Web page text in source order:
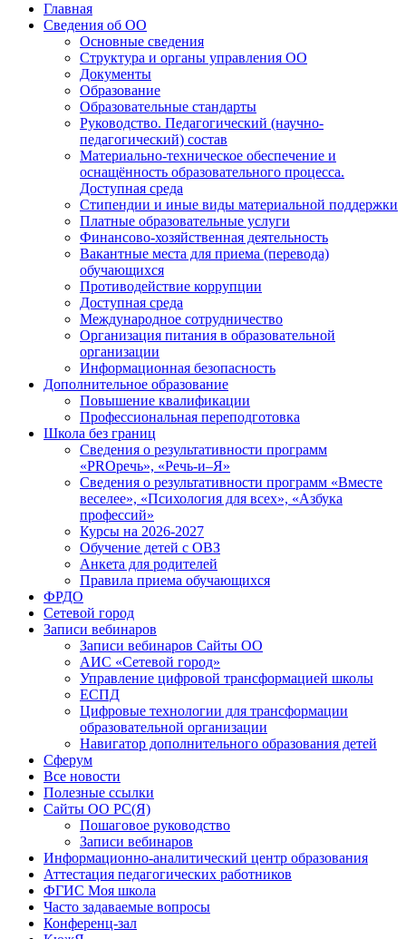
Главная
Сведения об ОО
Основные сведения
Структура и органы управления ОО
Документы
Образование
Образовательные стандарты
Руководство. Педагогический (научно-
педагогический) состав
Материально-техническое обеспечение и
оснащённость образовательного процесса.
Доступная среда
Стипендии и иные виды материальной поддержки
Платные образовательные услуги
Финансово-хозяйственная деятельность
Вакантные места для приема (перевода)
обучающихся
Противодействие коррупции
Доступная среда
Международное сотрудничество
Организация питания в образовательной
организации
Информационная безопасность
Дополнительное образование
Повышение квалификации
Профессиональная переподготовка
Школа без границ
Сведения о результативности программ
«PROречь», «Речь-и–Я»
Сведения о результативности программ «Вместе
веселее», «Психология для всех», «Азбука
профессий»
Курсы на 2026-2027
Обучение детей с ОВЗ
Анкета для родителей
Правила приема обучающихся
ФРДО
Сетевой город
Записи вебинаров
Записи вебинаров Сайты ОО
АИС «Сетевой город»
Управление цифровой трансформацией школы
ЕСПД
Цифровые технологии для трансформации
образовательной организации
Навигатор дополнительного образования детей
Сферум
Все новости
Полезные ссылки
Сайты ОО РС(Я)
Пошаговое руководство
Записи вебинаров
Информационно-аналитический центр образования
Аттестация педагогических работников
ФГИС Моя школа
Часто задаваемые вопросы
Конференц-зал